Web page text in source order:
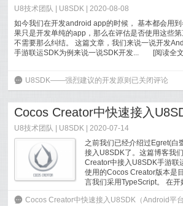
U8技术团队 U8SDK | 2020-08-08
如今我们在开发android app的时候， 基本都会用
果只是开发单纯的app，那么在评估是否使用这些
不需要那么纠结。 这篇文章，我们来说一说开发
手游联运SDK为例来说一说SDK开发...
[阅读全
6 U8SDK——强烈建议的开发原则 已关闭评论
U8技术团队 U8SDK | 2020-07-14
之前我们已经介绍过Egret(白
接入U8SDK了。这篇博客我
Creator中接入U8SDK手游联
使用的Cocos Creator版本是
言我们采用TypeScript。 在
6 Cocos Creator中快速接入U8SDK（Android平台